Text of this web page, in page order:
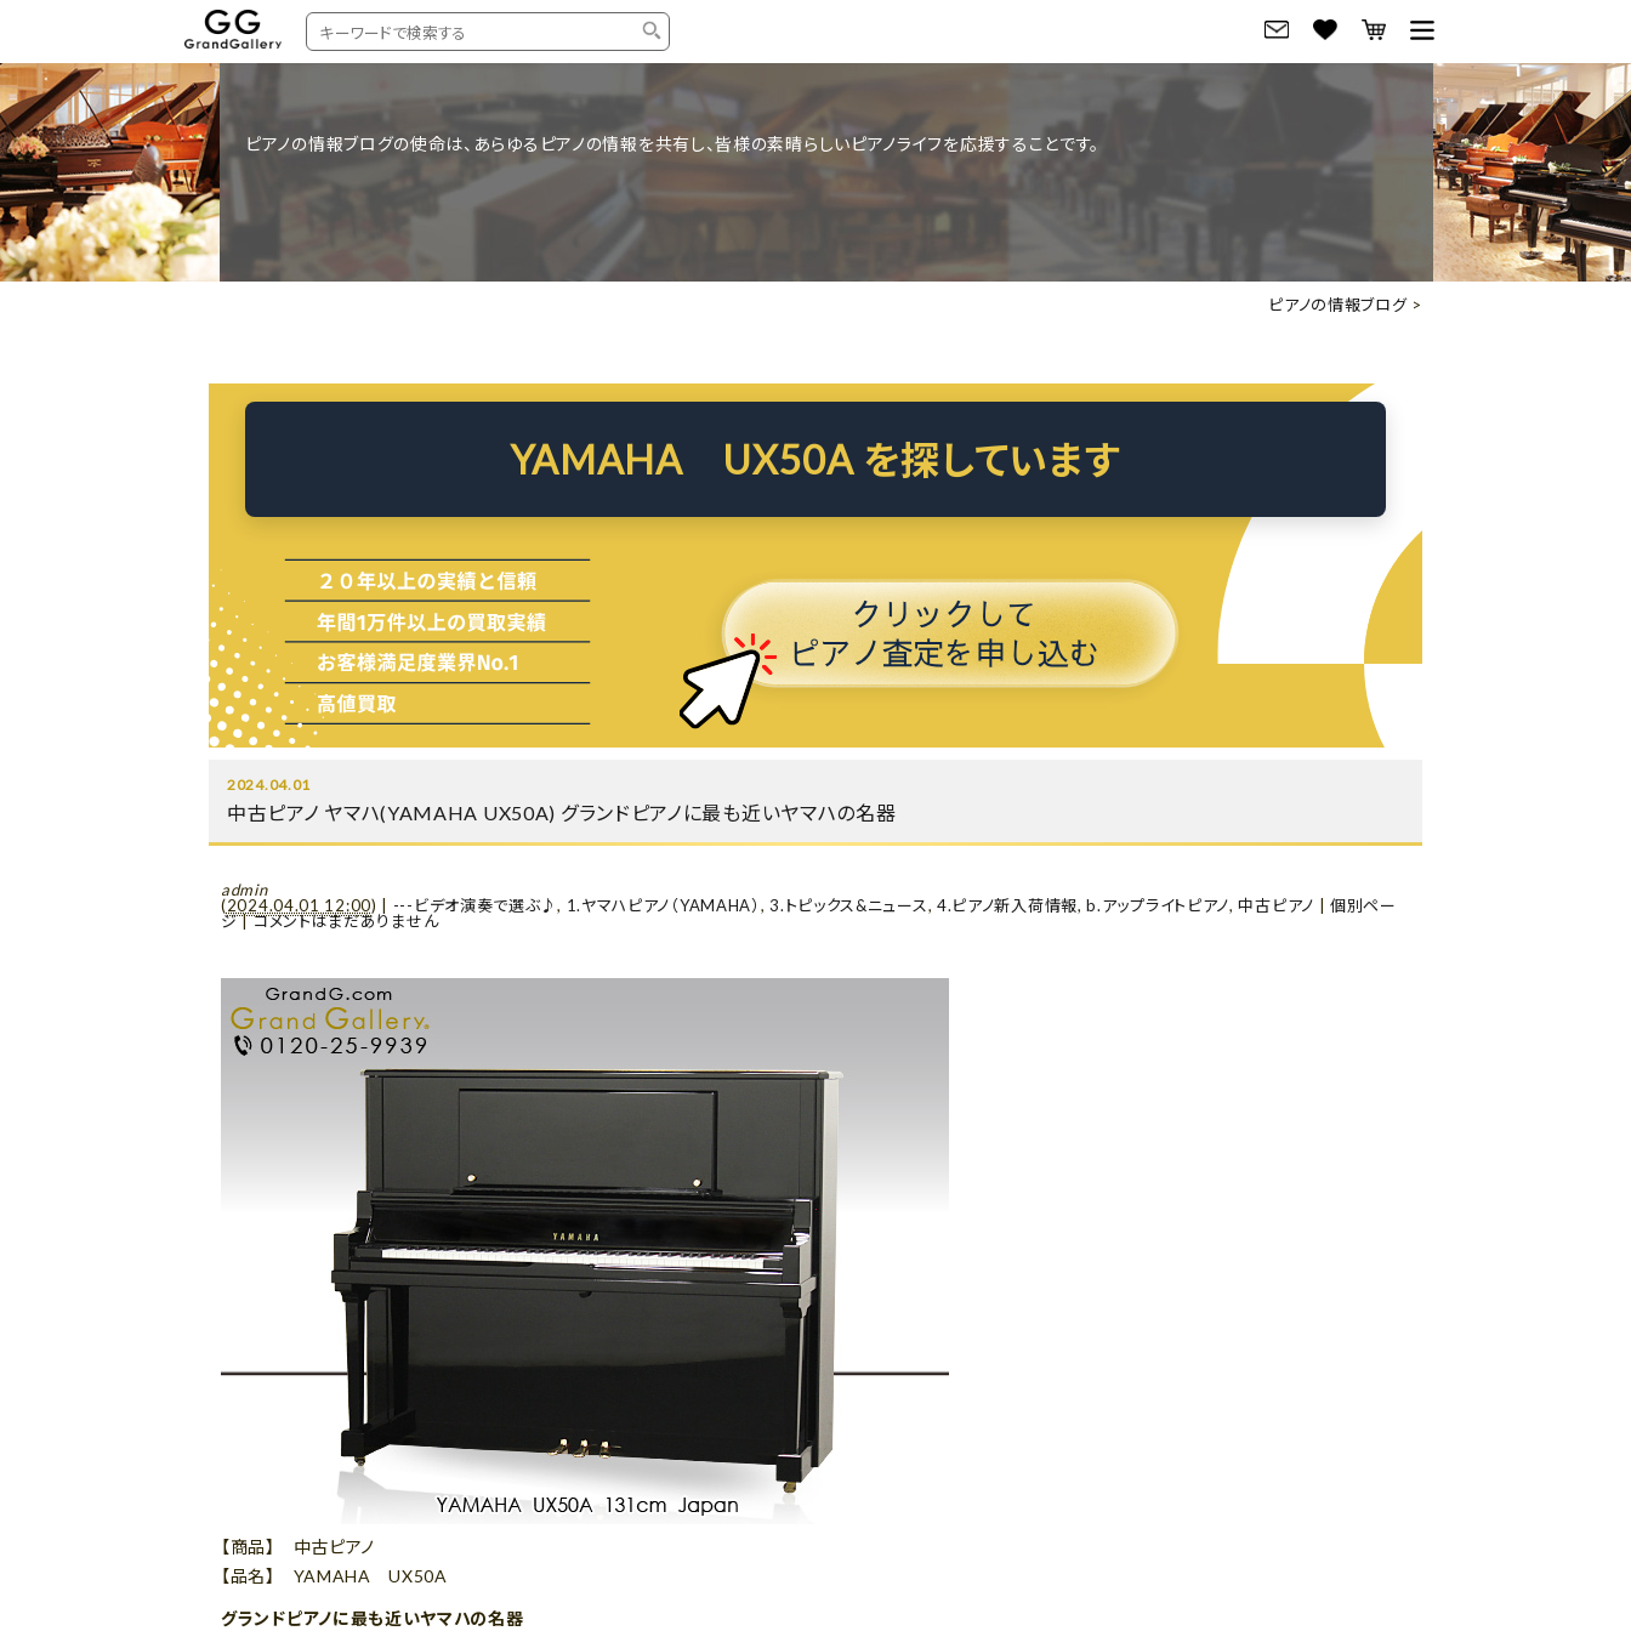
タイプ
中古グランドピアノ
中古アップライトピアノ
新品ピアノ
コンサートグランドピアノ
YAMAHA
KAWAI
STEINWAY&SONS
BOSTON
DIAPASON
スタッフレビュー
ご来店・試弾予約
ご来店・ご試弾予約
会社概要
採用情報
ピアノ買取ページ
よくある質問-買取
ピアノの情報ブログの使命は、あらゆるピアノの情報を共有し、皆様の素晴らしいピアノライフを応援することです。
ピアノの情報ブログ>
YAMAHA UX50A を探しています
2024.04.01
中古ピアノ ヤマハ(YAMAHA UX50A) グランドピアノに最も近いヤマハの名器
admin
(2024.04.01 12:00) ---ビデオ演奏で選ぶ♪, 1.ヤマハピアノ（YAMAHA） ,3.トピックス&ニュース, 4.ピアノ新入荷情報,b.アップライトピアノ,中古ピアノ |個別ペー
ジ|コメントはまだありません
【商品】 中古ピアノ
【品名】 YAMAHA UX50A
グランドピアノに最も近いヤマハの名器